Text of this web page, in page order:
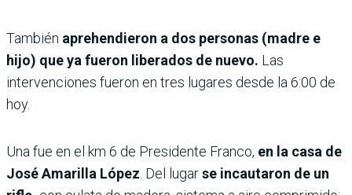
También aprehendieron a dos personas (madre e
hijo) que ya fueron liberados de nuevo. Las
intervenciones fueron en tres lugares desde la 6:00 de
hoy.
Una fue en el km 6 de Presidente Franco, en la casa de
José Amarilla López . Del lugarse incautaron de un